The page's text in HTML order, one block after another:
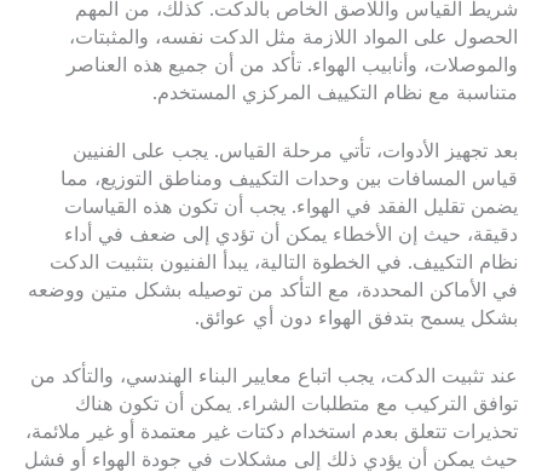
شريط القياس واللاصق الخاص بالدكت. كذلك، من المهم
الحصول على المواد اللازمة مثل الدكت نفسه، والمثبتات،
والموصلات، وأنابيب الهواء. تأكد من أن جميع هذه العناصر
متناسبة مع نظام التكييف المركزي المستخدم.
بعد تجهيز الأدوات، تأتي مرحلة القياس. يجب على الفنيين
قياس المسافات بين وحدات التكييف ومناطق التوزيع، مما
يضمن تقليل الفقد في الهواء. يجب أن تكون هذه القياسات
دقيقة، حيث إن الأخطاء يمكن أن تؤدي إلى ضعف في أداء
نظام التكييف. في الخطوة التالية، يبدأ الفنيون بتثبيت الدكت
في الأماكن المحددة، مع التأكد من توصيله بشكل متين ووضعه
بشكل يسمح بتدفق الهواء دون أي عوائق.
عند تثبيت الدكت، يجب اتباع معايير البناء الهندسي، والتأكد من
توافق التركيب مع متطلبات الشراء. يمكن أن تكون هناك
تحذيرات تتعلق بعدم استخدام دكتات غير معتمدة أو غير ملائمة،
حيث يمكن أن يؤدي ذلك إلى مشكلات في جودة الهواء أو فشل